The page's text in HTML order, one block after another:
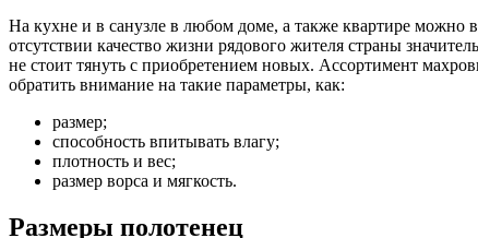
На кухне и в санузле в любом доме, а также квартире можно
отсутствии качество жизни рядового жителя страны
не стоит тянуть с приобретением новых. Ассортимент
обратить внимание на такие параметры, как:
размер;
способность впитывать влагу;
плотность и вес;
размер ворса и мягкость.
Размеры полотенец